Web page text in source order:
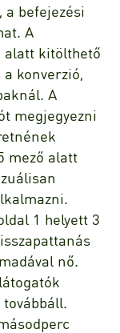
a befejezési
A
alatt kitölthető
konverzió,
A
megjegyezni
mező alatt
1 helyett 3
nő.